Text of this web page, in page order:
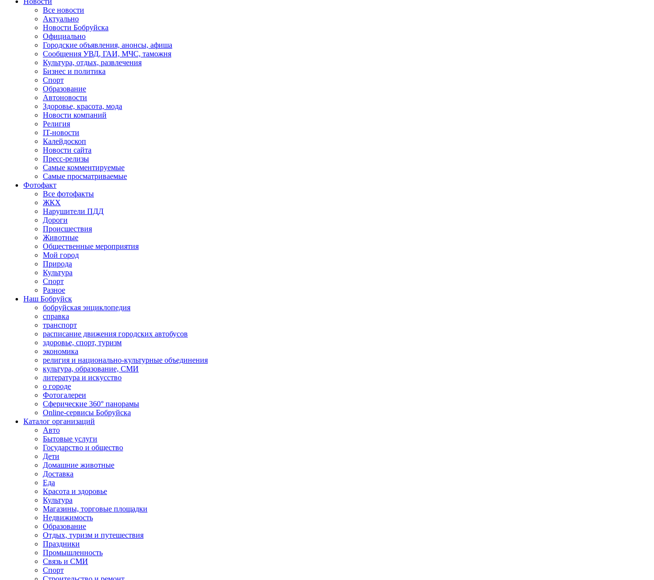
Все новости
Актуально
Новости Бобруйска
Официально
Городские объявления, анонсы, афиша
Сообщения УВД, ГАИ, МЧС, таможня
Культура, отдых, развлечения
Бизнес и политика
Спорт
Образование
Автоновости
Здоровье, красота, мода
Новости компаний
Религия
IT-новости
Калейдоскоп
Новости сайта
Пресс-релизы
Самые комментируемые
Самые просматриваемые
Фотофакт
Все фотофакты
ЖКХ
Нарушители ПДД
Дороги
Происшествия
Животные
Общественные мероприятия
Мой город
Природа
Культура
Спорт
Разное
Наш Бобруйск
бобруйская энциклопедия
справка
транспорт
расписание движения городских автобусов
здоровье, спорт, туризм
экономика
религия и национально-культурные объединения
культура, образование, СМИ
литература и искусство
о городе
Фотогалереи
Сферические 360° панорамы
Online-сервисы Бобруйска
Каталог организаций
Авто
Бытовые услуги
Государство и общество
Дети
Домашние животные
Доставка
Еда
Красота и здоровье
Культура
Магазины, торговые площадки
Недвижимость
Образование
Отдых, туризм и путешествия
Праздники
Промышленность
Связь и СМИ
Спорт